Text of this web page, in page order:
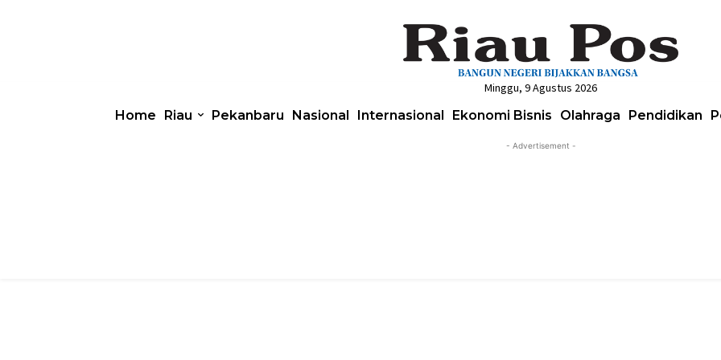
Minggu, 9 Agustus 2026
Home Riau Pekanbaru Nasional Internasional Ekonomi Bisnis Olahraga Pendidikan
- Advertisement -